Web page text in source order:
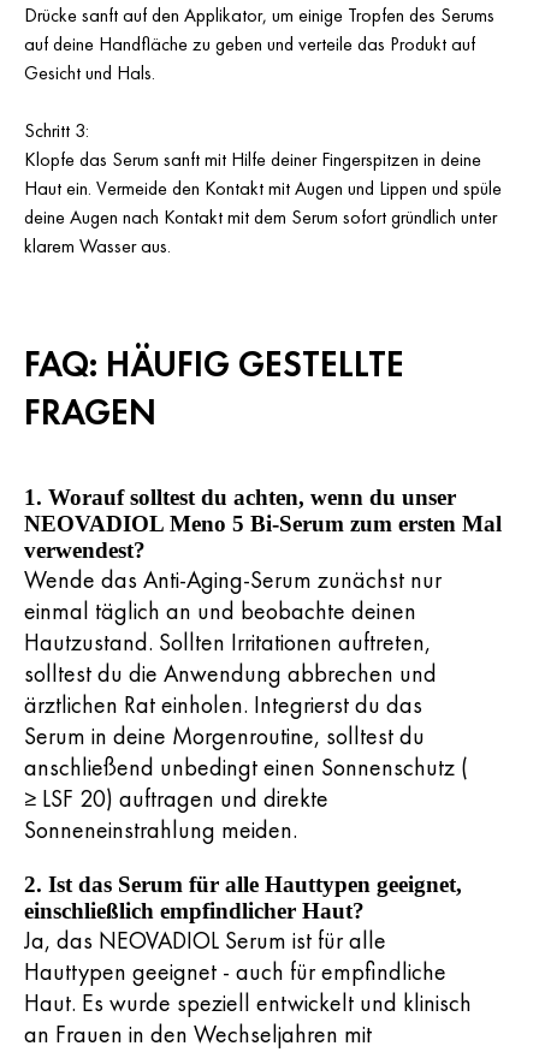
Drücke sanft auf den Applikator, um einige Tropfen des Serums
auf deine Handfläche zu geben und verteile das Produkt auf
Gesicht und Hals.
Schritt 3:
Klopfe das Serum sanft mit Hilfe deiner Fingerspitzen in deine
Haut ein. Vermeide den Kontakt mit Augen und Lippen und spüle
deine Augen nach Kontakt mit dem Serum sofort gründlich unter
klarem Wasser aus.
FAQ: HÄUFIG GESTELLTE
FRAGEN
1. Worauf solltest du achten, wenn du unser
NEOVADIOL Meno 5 Bi-Serum zum ersten Mal
verwendest?
Wende das Anti-Aging-Serum zunächst nur
einmal täglich an und beobachte deinen
Hautzustand. Sollten Irritationen auftreten,
solltest du die Anwendung abbrechen und
ärztlichen Rat einholen. Integrierst du das
Serum in deine Morgenroutine, solltest du
anschließend unbedingt einen Sonnenschutz (
≥ LSF 20) auftragen und direkte
Sonneneinstrahlung meiden.
2. Ist das Serum für alle Hauttypen geeignet,
einschließlich empfindlicher Haut?
Ja, das NEOVADIOL Serum ist für alle
Hauttypen geeignet - auch für empfindliche
Haut. Es wurde speziell entwickelt und klinisch
an Frauen in den Wechseljahren mit